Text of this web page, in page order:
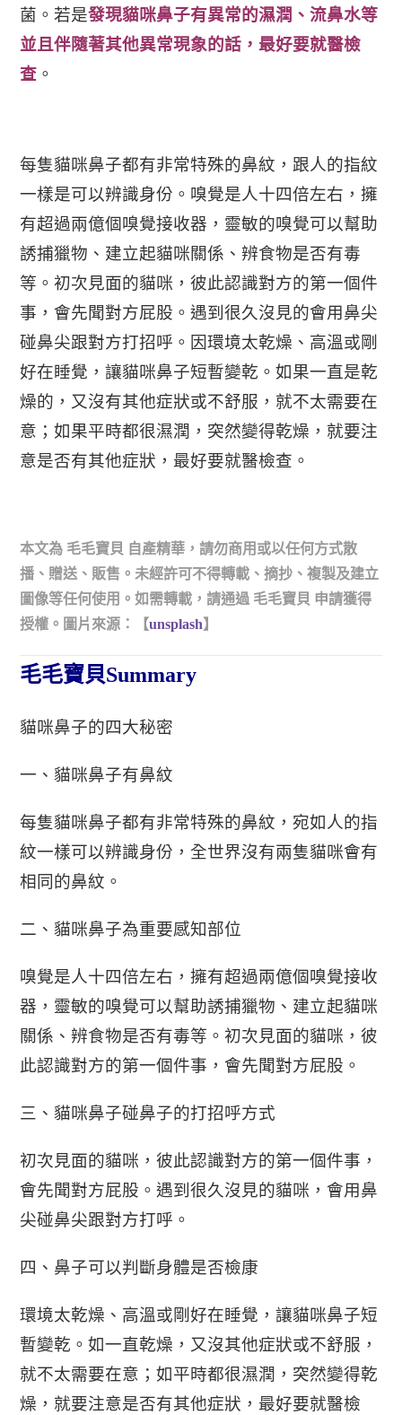
菌。若是發現貓咪鼻子有異常的濕潤、流鼻水等
並且伴隨著其他異常現象的話，最好要就醫檢
查 。
每隻貓咪鼻子都有非常特殊的鼻紋，跟人的指紋
一樣是可以辨識身份。嗅覺是人十四倍左右，擁
有超過兩億個嗅覺接收器，靈敏的嗅覺可以幫助
誘捕獵物、建立起貓咪關係、辨食物是否有毒
等。初次見面的貓咪，彼此認識對方的第一個件
事，會先聞對方屁股。遇到很久沒見的會用鼻尖
碰鼻尖跟對方打招呼。因環境太乾燥、高溫或剛
好在睡覺，讓貓咪鼻子短暫變乾。如果一直是乾
燥的，又沒有其他症狀或不舒服，就不太需要在
意；如果平時都很濕潤，突然變得乾燥，就要注
意是否有其他症狀，最好要就醫檢查。
本文為 毛毛寶貝 自產精華，請勿商用或以任何方式散
播、贈送、販售。未經許可不得轉載、摘抄、複製及建立
圖像等任何使用。如需轉載，請通過 毛毛寶貝 申請獲得
授權。圖片來源：【unsplash】
毛毛寶貝Summary
貓咪鼻子的四大秘密
一、貓咪鼻子有鼻紋
每隻貓咪鼻子都有非常特殊的鼻紋，宛如人的指
紋一樣可以辨識身份，全世界沒有兩隻貓咪會有
相同的鼻紋。
二、貓咪鼻子為重要感知部位
嗅覺是人十四倍左右，擁有超過兩億個嗅覺接收
器，靈敏的嗅覺可以幫助誘捕獵物、建立起貓咪
關係、辨食物是否有毒等。初次見面的貓咪，彼
此認識對方的第一個件事，會先聞對方屁股。
三、貓咪鼻子碰鼻子的打招呼方式
初次見面的貓咪，彼此認識對方的第一個件事，
會先聞對方屁股。遇到很久沒見的貓咪，會用鼻
尖碰鼻尖跟對方打呼。
四、鼻子可以判斷身體是否檢康
環境太乾燥、高溫或剛好在睡覺，讓貓咪鼻子短
暫變乾。如一直乾燥，又沒其他症狀或不舒服，
就不太需要在意；如平時都很濕潤，突然變得乾
燥，就要注意是否有其他症狀，最好要就醫檢